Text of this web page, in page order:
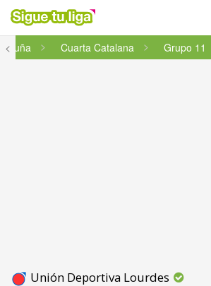
<
Cuarta Catalana Grupo 11
Unión Deportiva Lourdes